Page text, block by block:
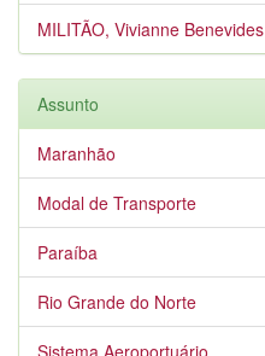
MILITÃO, Vivianne Benevides
Assunto
Maranhão
Modal de Transporte
Paraíba
Rio Grande do Norte
Sistema Aeroportuário